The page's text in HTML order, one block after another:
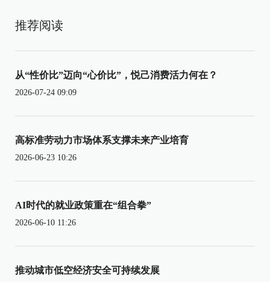
推荐阅读
从“性价比”迈向“心价比”，悦己消费活力何在？
2026-07-24 09:09
高标准劳动力市场体系支撑未来产业培育
2026-06-23 10:26
AI时代的就业政策重在“组合拳”
2026-06-10 11:26
推动城市低空经济安全可持续发展